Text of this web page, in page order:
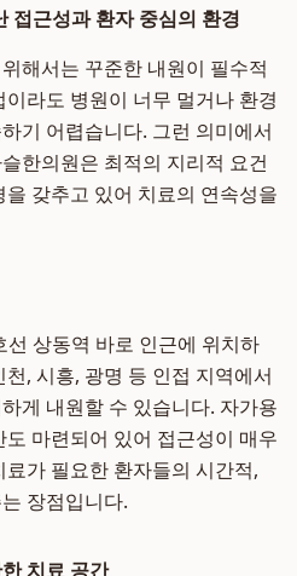
접근성과 환자 중심의 환경
해서는 꾸준한 내원이 필수적
라도 병원이 너무 멀거나 환경
기 어렵습니다. 그런 의미에서
한의원은 최적의 지리적 요건
갖추고 있어 치료의 연속성을
상동역 바로 인근에 위치하
, 시흥, 광명 등 인접 지역에서
게 내원할 수 있습니다. 자가용
마련되어 있어 접근성이 매우
가 필요한 환자들의 시간적,
장점입니다.
치료 공간